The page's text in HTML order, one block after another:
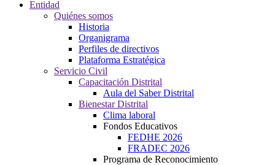
Entidad
Quiénes somos
Historia
Organigrama
Perfiles de directivos
Plataforma Estratégica
Servicio Civil
Capacitación Distrital
Aula del Saber Distrital
Bienestar Distrital
Clima laboral
Fondos Educativos
FEDHE 2026
FRADEC 2026
Programa de Reconocimiento